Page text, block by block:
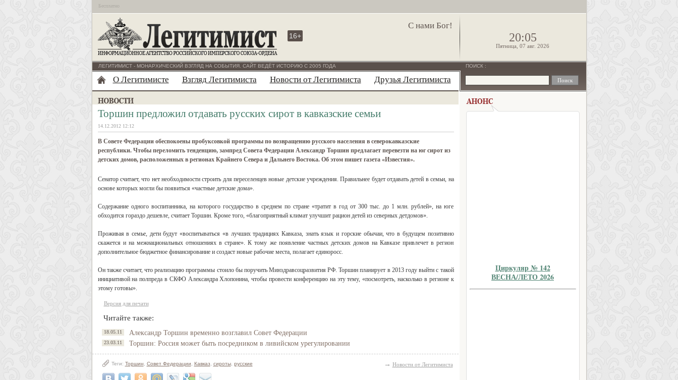
Бесплатно
С нами Бог!
16+ 20:05
Пятница, 07 авг. 2026
ЛЕГИТИМИСТ - МОНАРХИЧЕСКИЙ ВЗГЛЯД НА СОБЫТИЯ. САЙТ ВЕДЁТ ИСТОРИЮ С 2005 ГОДА
О Легитимисте Взгляд Легитимиста Новости от Легитимиста Друзья Легитимиста
Торшин предложил отдавать русских сирот в кавказские семьи
14.12.2012 12:12
В Совете Федерации обеспокоены пробуксовкой программы по возвращению русского населения в северокавказские
республики. Чтобы переломить тенденцию, зампред Совета Федерации Александр Торшин предлагает перевезти на юг сирот из
детских домов, расположенных в регионах Крайнего Севера и Дальнего Востока. Об этом пишет газета «Известия».
Сенатор считает, что нет необходимости строить для переселенцев новые детские учреждения. Правильнее будет отдавать детей в семьи, на
основе которых могли бы появиться «частные детские дома».
Содержание одного воспитанника, на которого государство в среднем по стране «тратит в год от 300 тыс. до 1 млн. рублей», на юге
обходится гораздо дешевле, считает Торшин. Кроме того, «благоприятный климат улучшит рацион детей из северных детдомов».
Проживая в семье, дети будут «воспитываться «в лучших традициях Кавказа, знать язык и горские обычаи, что в будущем позитивно
скажется и на межнациональных отношениях в стране». К тому же появление частных детских домов на Кавказе привлечет в регион
дополнительное бюджетное финансирование и создаст новые рабочие места, полагает единоросс.
Он также считает, что реализацию программы стоило бы поручить Минздравсоцразвития РФ. Торшин планирует в 2013 году выйти с такой
инициативой на полпреда в СКФО Александра Хлопонина, чтобы провести конференцию на эту тему, «посмотреть, насколько в регионе к
этому готовы».
Версия для печати
Читайте также:
18.05.11 Александр Торшин временно возглавил Совет Федерации
23.03.11 Торшин: Россия может быть посредником в ливийском урегулировании
Теги: Торшин Совет Федерации Кавказ, сироты, русские → Новости от Легитимиста
ПОИСК :
Циркуляр № 142
ВЕСНА/ЛЕТО 2026